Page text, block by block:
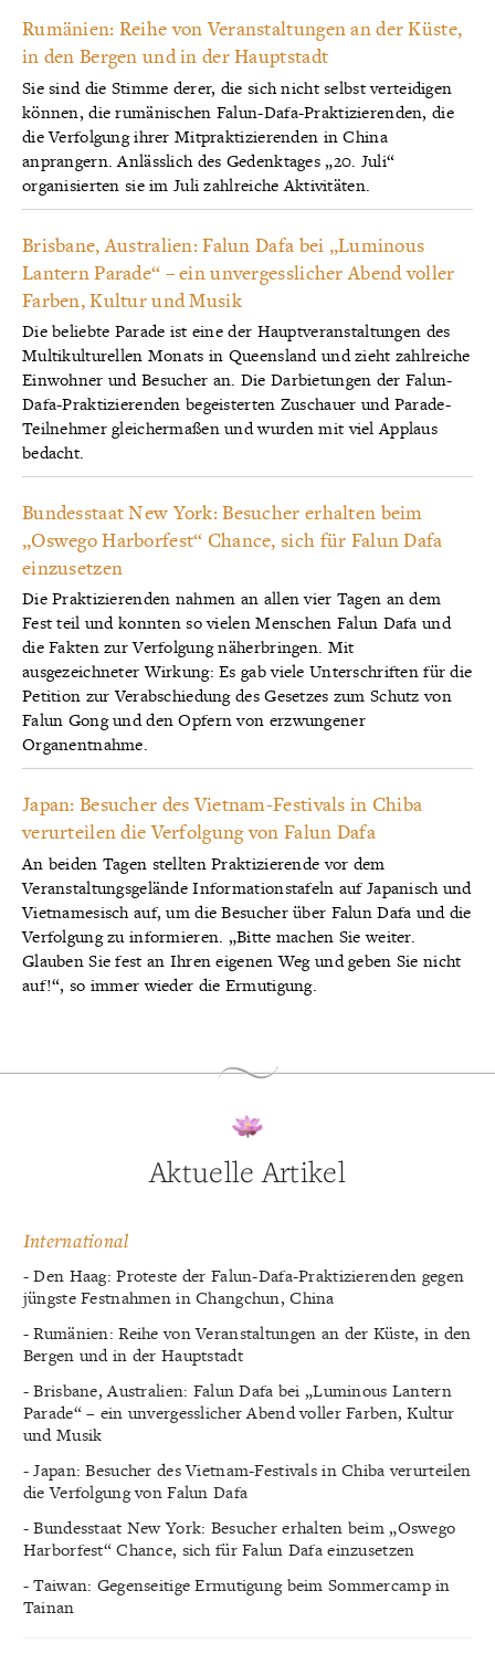
Rumänien: Reihe von Veranstaltungen an der Küste,
in den Bergen und in der Hauptstadt
Sie sind die Stimme derer, die sich nicht selbst verteidigen
können, die rumänischen Falun-Dafa-Praktizierenden, die
die Verfolgung ihrer Mitpraktizierenden in China
anprangern. Anlässlich des Gedenktages „20. Juli“
organisierten sie im Juli zahlreiche Aktivitäten.
Brisbane, Australien: Falun Dafa bei „Luminous
Lantern Parade“ – ein unvergesslicher Abend voller
Farben, Kultur und Musik
Die beliebte Parade ist eine der Hauptveranstaltungen des
Multikulturellen Monats in Queensland und zieht zahlreiche
Einwohner und Besucher an. Die Darbietungen der Falun-
Dafa-Praktizierenden begeisterten Zuschauer und Parade-
Teilnehmer gleichermaßen und wurden mit viel Applaus
bedacht.
Bundesstaat New York: Besucher erhalten beim
„Oswego Harborfest“ Chance, sich für Falun Dafa
einzusetzen
Die Praktizierenden nahmen an allen vier Tagen an dem
Fest teil und konnten so vielen Menschen Falun Dafa und
die Fakten zur Verfolgung näherbringen. Mit
ausgezeichneter Wirkung: Es gab viele Unterschriften für die
Petition zur Verabschiedung des Gesetzes zum Schutz von
Falun Gong und den Opfern von erzwungener
Organentnahme.
Japan: Besucher des Vietnam-Festivals in Chiba
verurteilen die Verfolgung von Falun Dafa
An beiden Tagen stellten Praktizierende vor dem
Veranstaltungsgelände Informationstafeln auf Japanisch und
Vietnamesisch auf, um die Besucher über Falun Dafa und die
Verfolgung zu informieren. „Bitte machen Sie weiter.
Glauben Sie fest an Ihren eigenen Weg und geben Sie nicht
auf!“, so immer wieder die Ermutigung.
Aktuelle Artikel
International
- Den Haag: Proteste der Falun-Dafa-Praktizierenden gegen
jüngste Festnahmen in Changchun, China
- Rumänien: Reihe von Veranstaltungen an der Küste, in den
Bergen und in der Hauptstadt
- Brisbane, Australien: Falun Dafa bei „Luminous Lantern
Parade“ – ein unvergesslicher Abend voller Farben, Kultur
und Musik
- Japan: Besucher des Vietnam-Festivals in Chiba verurteilen
die Verfolgung von Falun Dafa
- Bundesstaat New York: Besucher erhalten beim „Oswego
Harborfest“ Chance, sich für Falun Dafa einzusetzen
- Taiwan: Gegenseitige Ermutigung beim Sommercamp in
Tainan